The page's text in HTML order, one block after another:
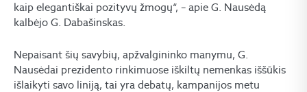
kaip elegantiškai pozityvų žmogų“, – apie G. Nausėdą
kalbėjo G. Dabašinskas.
Nepaisant šių savybių, apžvalgininko manymu, G.
Nausėdai prezidento rinkimuose iškiltų nemenkas iššūkis
išlaikyti savo liniją, tai yra debatų, kampanijos metu